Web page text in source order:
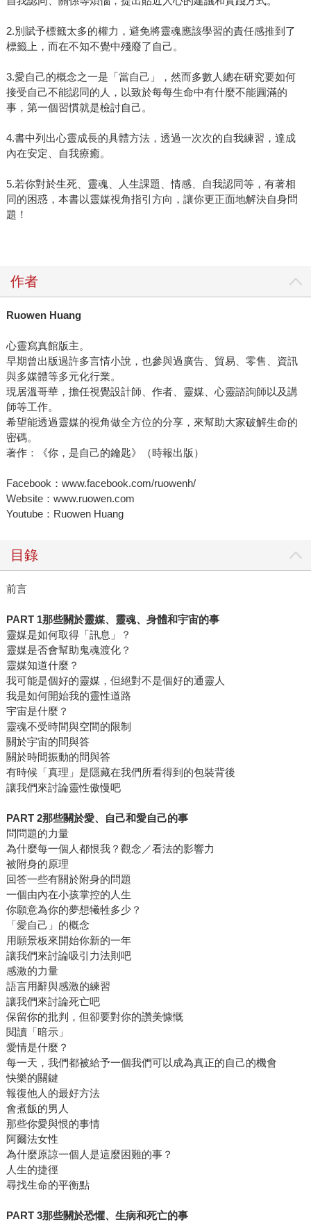
2.別賦予標籤太多的權力，避免將靈魂應該學習的責任感推到了
標籤上，而在不知不覺中殘廢了自己。
3.愛自己的概念之一是「當自己」，然而多數人總在研究要如何
接受自己不能認同的人，以致於每每生命中有什麼不能圓滿的
事，第一個習慣就是檢討自己。
4.書中列出心靈成長的具體方法，透過一次次的自我練習，達成
內在安定、自我療癒。
5.若你對於生死、靈魂、人生課題、情感、自我認同等，有著相
同的困惑，本書以靈媒視角指引方向，讓你更正面地解決自身問
題！
作者
Ruowen Huang
心靈寫真館版主。
早期曾出版過許多言情小說，也參與過廣告、貿易、零售、資訊
與多媒體等多元化行業。
現居溫哥華，擔任視覺設計師、作者、靈媒、心靈諮詢師以及講
師等工作。
希望能透過靈媒的視角做全方位的分享，來幫助大家破解生命的
密碼。
著作：《你，是自己的鑰匙》（時報出版）
Facebook：www.facebook.com/ruowenh/
Website：www.ruowen.com
Youtube：Ruowen Huang
目錄
前言
PART 1那些關於靈媒、靈魂、身體和宇宙的事
靈媒是如何取得「訊息」？
靈媒是否會幫助鬼魂渡化？
靈媒知道什麼？
我可能是個好的靈媒，但絕對不是個好的通靈人
我是如何開始我的靈性道路
宇宙是什麼？
靈魂不受時間與空間的限制
關於宇宙的問與答
關於時間振動的問與答
有時候「真理」是隱藏在我們所看得到的包裝背後
讓我們來討論靈性傲慢吧
PART 2那些關於愛、自己和愛自己的事
問問題的力量
為什麼每一個人都恨我？觀念／看法的影響力
被附身的原理
回答一些有關於附身的問題
一個由內在小孩掌控的人生
你願意為你的夢想犧牲多少？
「愛自己」的概念
用願景板來開始你新的一年
讓我們來討論吸引力法則吧
感激的力量
語言用辭與感激的練習
讓我們來討論死亡吧
保留你的批判，但卻要對你的讚美慷慨
閱讀「暗示」
愛情是什麼？
每一天，我們都被給予一個我們可以成為真正的自己的機會
快樂的關鍵
報復他人的最好方法
會煮飯的男人
那些你愛與恨的事情
阿爾法女性
為什麼原諒一個人是這麼困難的事？
人生的捷徑
尋找生命的平衡點
PART 3那些關於恐懼、生病和死亡的事